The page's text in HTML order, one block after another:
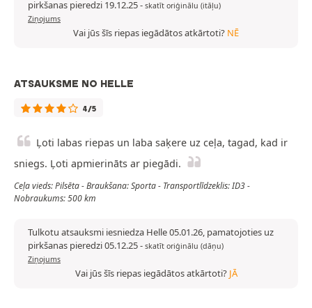
pirkšanas pieredzi 19.12.25- skatīt oriģinālu (itāļu)
Ziņojums
Vai jūs šīs riepas iegādātos atkārtoti? NĒ
ATSAUKSME NO HELLE
4/5
Ļoti labas riepas un laba saķere uz ceļa, tagad, kad ir
sniegs. Ļoti apmierināts ar piegādi.
Ceļa vieds: Pilsēta - Braukšana: Sporta - Transportlīdzeklis: ID3 -
Nobraukums: 500 km
Tulkotu atsauksmi iesniedza Helle 05.01.26, pamatojoties uz
pirkšanas pieredzi 05.12.25- skatīt oriģinālu (dāņu)
Ziņojums
Vai jūs šīs riepas iegādātos atkārtoti? JĀ